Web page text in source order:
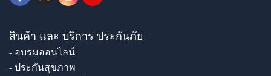
สินค้า และ บริการ ประกันภัย
- อบรมออนไลน์
- ประกันสุขภาพ